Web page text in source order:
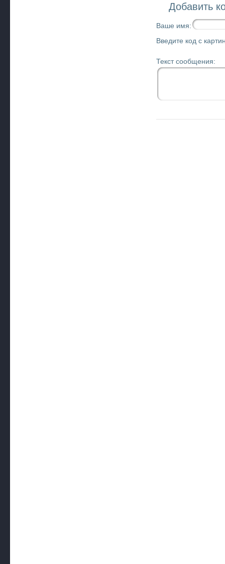
Добавить
Ваше имя:
Введите код с
Текст сообщения: